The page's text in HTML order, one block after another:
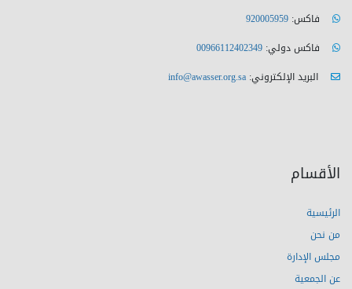
فاكس:
فاكس دولي:
البريد الإلكتروني: info@awasser.org.sa
الأقسام
الرئيسية
من نحن
مجلس الإدارة
عن الجمعية